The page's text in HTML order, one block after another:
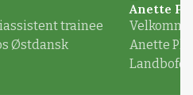
trainee
Østdansk
Anette
Anette